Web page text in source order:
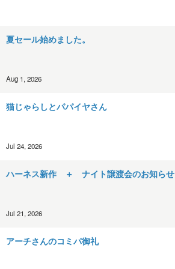
夏セール始めました。
Aug 1, 2026
猫じゃらしとパパイヤさん
Jul 24, 2026
ハーネス新作 ＋ ナイト譲渡会のお知らせ
Jul 21, 2026
アーチさんのコミパ御礼